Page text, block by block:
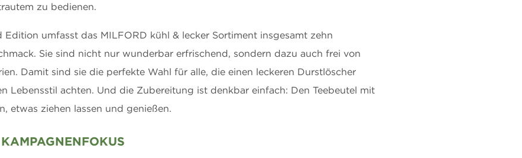
zu bedienen.
umfasst das MILFORD kühl & lecker Sortiment insgesamt zehn
Sie sind nicht nur wunderbar erfrischend, sondern dazu auch frei von
Damit sind sie die perfekte Wahl für alle, die einen leckeren Durstlöscher
Lebensstil achten. Und die Zubereitung ist denkbar einfach: Den Teebeutel mit
etwas ziehen lassen und genießen.